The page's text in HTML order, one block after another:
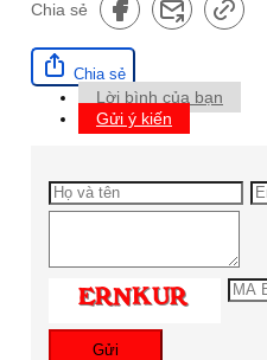
Chia sẻ
Chia sẻ
Lời bình của bạn
Gửi ý kiến
Gửi